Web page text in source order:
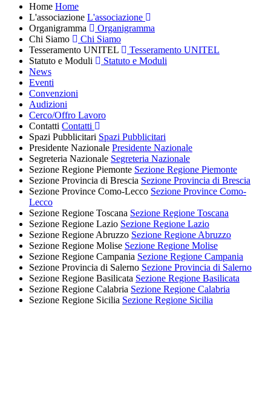
Home Home
L'associazione L'associazione
Organigramma
Organigramma
Chi Siamo
Chi Siamo
Tesseramento UNITEL
Tesseramento UNITEL
Statuto e Moduli
Statuto e Moduli
News
Eventi
Convenzioni
Audizioni
Cerco/Offro Lavoro
Contatti Contatti
Spazi Pubblicitari Spazi Pubblicitari
Presidente Nazionale Presidente Nazionale
Segreteria Nazionale Segreteria Nazionale
Sezione Regione Piemonte Sezione Regione Piemonte
Sezione Provincia di Brescia Sezione Provincia di Brescia
Sezione Province Como-Lecco Sezione Province Como-
Lecco
Sezione Regione Toscana Sezione Regione Toscana
Sezione Regione Lazio Sezione Regione Lazio
Sezione Regione Abruzzo Sezione Regione Abruzzo
Sezione Regione Molise Sezione Regione Molise
Sezione Regione Campania Sezione Regione Campania
Sezione Provincia di Salerno Sezione Provincia di Salerno
Sezione Regione Basilicata Sezione Regione Basilicata
Sezione Regione Calabria Sezione Regione Calabria
Sezione Regione Sicilia Sezione Regione Sicilia